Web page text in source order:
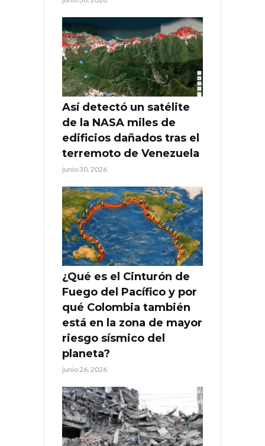
Así detectó un satélite
de la NASA miles de
edificios dañados tras el
terremoto de Venezuela
junio 30, 2026
¿Qué es el Cinturón de
Fuego del Pacífico y por
qué Colombia también
está en la zona de mayor
riesgo sísmico del
planeta?
junio 26, 2026